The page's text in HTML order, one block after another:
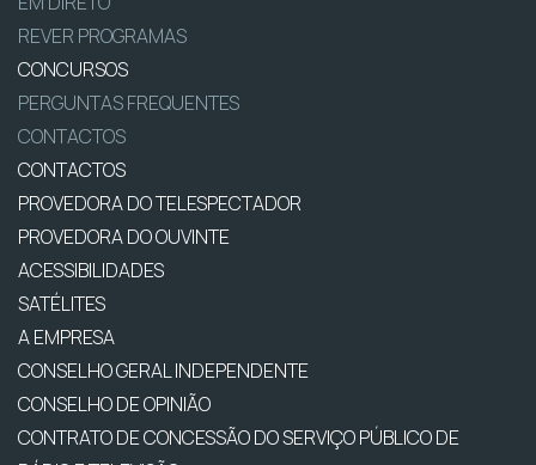
REVER PROGRAMAS
CONCURSOS
PERGUNTAS FREQUENTES
CONTACTOS
CONTACTOS
PROVEDORA DO TELESPECTADOR
PROVEDORA DO OUVINTE
ACESSIBILIDADES
SATÉLITES
A EMPRESA
CONSELHO GERAL INDEPENDENTE
CONSELHO DE OPINIÃO
CONTRATO DE CONCESSÃO DO SERVIÇO PÚBLICO DE